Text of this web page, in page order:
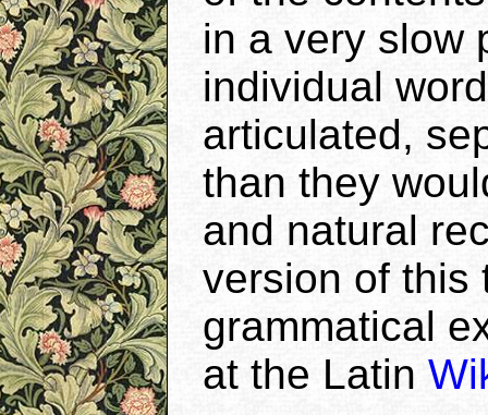
in a very slow
individual
articulated,
than they
and natural
version of this
grammatical
at the Latin